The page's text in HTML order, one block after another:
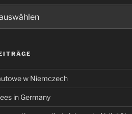
w Niemczech
in Germany